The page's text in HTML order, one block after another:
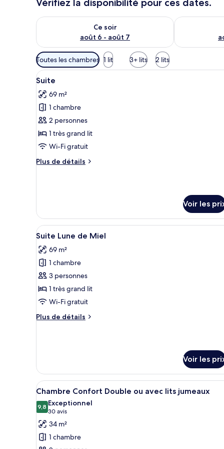
Ce soir
août 6 - août 7
Vérifier la disponibilité pour ce soir août 6 - août 7
Vérifier la
Filtres
disponibles
pour
les
chambres
Toutes les chambres 1 lit 3+ lits 2 lits
Afficher
toutes
les
photos
pour
ce
type
chambre :
Une chambre d’hôtel
2
Suite
69 m²
1 chambre
2 personnes
1 très grand lit
Wi-Fi gratuit
Plus de détails
Plus
de
chambre
Suite
Voir les
Afficher
toutes
les
photos
pour
ce
type
chambre :
Miel
Une salle de bain moderne
5
Suite Lune de Miel
69 m²
1 chambre
3 personnes
1 très grand lit
Wi-Fi gratuit
Plus de détails
Plus
de
chambre
Suite
de
Miel
Voir les
Afficher
toutes
les
photos
pour
ce
Une chambre d’hôtel
8
Chambre Confort Double ou avec lits jumeaux
9,89,8 sur 10
Exceptionnel
30 avis
(30 avis)
34 m²
1 chambre